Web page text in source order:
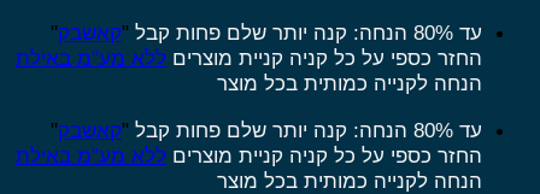
עד 80% הנחה: קנה יותר שלם פחות קבל"קאשבק"
החזר כספי על כל קניה קניית מוצרים ללא מע"מ באילת
הנחה לקנייה כמותית בכל מוצר
עד 80% הנחה: קנה יותר שלם פחות
קבל"קאשבק"
החזר כספי על כל קניה קניית מוצרים ללא מע"מ באילת
הנחה לקנייה כמותית בכל מוצר